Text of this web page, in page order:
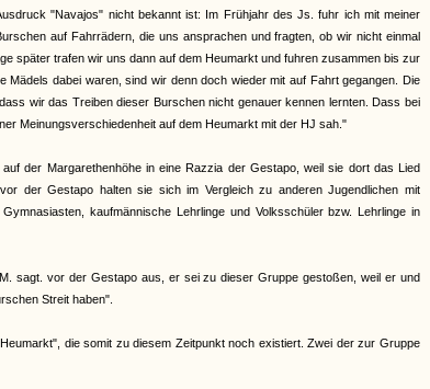
"Navajos" nicht bekannt ist: Im Frühjahr des Js. fuhr ich mit meiner
auf Fahrrädern, die uns ansprachen und fragten, ob wir nicht einmal
später trafen wir uns dann auf dem Heumarkt und fuhren zusammen bis zur
dabei waren, sind wir denn doch wieder mit auf Fahrt gegangen. Die
wir das Treiben dieser Burschen nicht genauer kennen lernten. Dass bei
Meinungsverschiedenheit auf dem Heumarkt mit der HJ sah."
der Margarethenhöhe in eine Razzia der Gestapo, weil sie dort das Lied
der Gestapo halten sie sich im Vergleich zu anderen Jugendlichen mit
kaufmännische Lehrlinge und Volksschüler bzw. Lehrlinge in
sagt. vor der Gestapo aus, er sei zu dieser Gruppe gestoßen, weil er und
Streit haben".
die somit zu diesem Zeitpunkt noch existiert. Zwei der zur Gruppe